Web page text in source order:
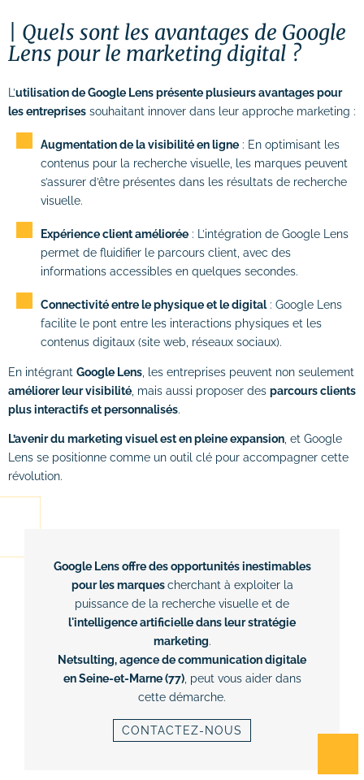
Quels sont les avantages de Google
Lens pour le marketing digital ?
L’utilisation de Google Lens présente plusieurs avantages pour
les entreprises souhaitant innover dans leur approche marketing :
Augmentation de la visibilité en ligne : En optimisant les
contenus pour la recherche visuelle, les marques peuvent
s’assurer d’être présentes dans les résultats de recherche
visuelle.
Expérience client améliorée : L’intégration de Google Lens
permet de fluidifier le parcours client, avec des
informations accessibles en quelques secondes.
Connectivité entre le physique et le digital: Google Lens
facilite le pont entre les interactions physiques et les
contenus digitaux (site web, réseaux sociaux).
En intégrant Google Lens, les entreprises peuvent non seulement
améliorer leur visibilité, mais aussi proposer des parcours clients
plus interactifs et personnalisés.
L’avenir du marketing visuel est en pleine expansion , et Google
Lens se positionne comme un outil clé pour accompagner cette
révolution.
Google Lens offre des opportunités inestimables
pour les marquescherchant à exploiter la
puissance de la recherche visuelle et de
l'intelligence artificielle dans leur stratégie
marketing.
Netsulting, agence de communication digitale
en Seine-et-Marne (77), peut vous aider dans
cette démarche.
CONTACTEZ-NOUS